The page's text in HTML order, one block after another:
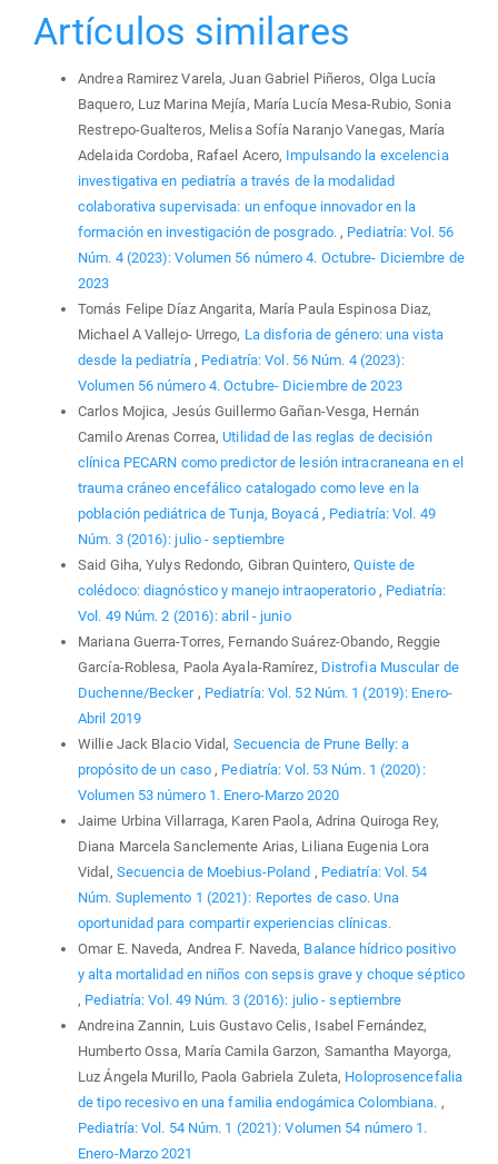
Artículos similares
Andrea Ramirez Varela, Juan Gabriel Piñeros, Olga Lucía
Baquero, Luz Marina Mejía, María Lucía Mesa-Rubio, Sonia
Restrepo-Gualteros, Melisa Sofía Naranjo Vanegas, María
Adelaida Cordoba, Rafael Acero, Impulsando la excelencia
investigativa en pediatría a través de la modalidad
colaborativa supervisada: un enfoque innovador en la
formación en investigación de posgrado. , Pediatría: Vol. 56
Núm. 4 (2023): Volumen 56 número 4. Octubre- Diciembre de
2023
Tomás Felipe Díaz Angarita, María Paula Espinosa Diaz,
Michael A Vallejo- Urrego, La disforia de género: una vista
desde la pediatría , Pediatría: Vol. 56 Núm. 4 (2023):
Volumen 56 número 4. Octubre- Diciembre de 2023
Carlos Mojica, Jesús Guillermo Gañan-Vesga, Hernán
Camilo Arenas Correa,Utilidad de las reglas de decisión
clínica PECARN como predictor de lesión intracraneana en el
trauma cráneo encefálico catalogado como leve en la
población pediátrica de Tunja, Boyacá , Pediatría: Vol. 49
Núm. 3 (2016): julio - septiembre
Said Giha, Yulys Redondo, Gibran Quintero,Quiste de
colédoco: diagnóstico y manejo intraoperatorio , Pediatría:
Vol. 49 Núm. 2 (2016): abril - junio
Mariana Guerra-Torres, Fernando Suárez-Obando, Reggie
García-Roblesa, Paola Ayala-Ramírez, Distrofia Muscular de
Duchenne/Becker , Pediatría: Vol. 52 Núm. 1 (2019): Enero-
Abril 2019
Willie Jack Blacio Vidal, Secuencia de Prune Belly: a
propósito de un caso , Pediatría: Vol. 53 Núm. 1 (2020):
Volumen 53 número 1. Enero-Marzo 2020
Jaime Urbina Villarraga, Karen Paola, Adrina Quiroga Rey,
Diana Marcela Sanclemente Arias, Liliana Eugenia Lora
Vidal, Secuencia de Moebius-Poland , Pediatría: Vol. 54
Núm. Suplemento 1 (2021): Reportes de caso. Una
oportunidad para compartir experiencias clínicas.
Omar E. Naveda, Andrea F. Naveda, Balance hídrico positivo
y alta mortalidad en niños con sepsis grave y choque séptico
, Pediatría: Vol. 49 Núm. 3 (2016): julio - septiembre
Andreina Zannin, Luis Gustavo Celis, Isabel Fernández,
Humberto Ossa, María Camila Garzon, Samantha Mayorga,
Luz Ángela Murillo, Paola Gabriela Zuleta, Holoprosencefalia
de tipo recesivo en una familia endogámica Colombiana. ,
Pediatría: Vol. 54 Núm. 1 (2021): Volumen 54 número 1.
Enero-Marzo 2021